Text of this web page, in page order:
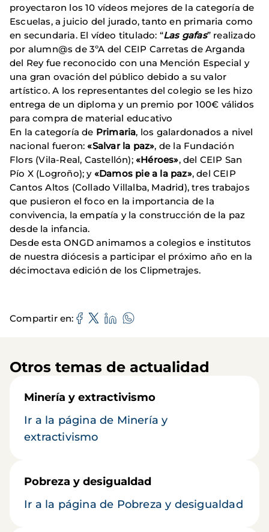
proyectaron los 10 vídeos mejores de la categoría de
Escuelas, a juicio del jurado, tanto en primaria como
en secundaria. El vídeo titulado: “Las gafas” realizado
por alumn@s de 3ºA del CEIP Carretas de Arganda
del Rey fue reconocido con una Mención Especial y
una gran ovación del público debido a su valor
artístico. A los representantes del colegio se les hizo
entrega de un diploma y un premio por 100€ válidos
para compra de material educativo
En la categoría de Primaria, los galardonados a nivel
nacional fueron:«Salvar la paz», de la Fundación
Flors (Vila-Real, Castellón); «Héroes», del CEIP San
Pío X (Logroño); y «Damos pie a la paz», del CEIP
Cantos Altos (Collado Villalba, Madrid), tres trabajos
que pusieron el foco en la importancia de la
convivencia, la empatía y la construcción de la paz
desde la infancia.
Desde esta ONGD animamos a colegios e institutos
de nuestra diócesis a participar el próximo año en la
décimoctava edición de los Clipmetrajes.
Compartir en
Otros temas de actualidad
Minería y extractivismo
Ir a la página de Minería y
extractivismo
Pobreza y desigualdad
Ir a la página de Pobreza y desigualdad